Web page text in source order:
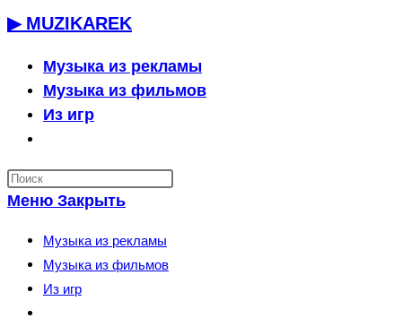
Перейти
содержимому
▶ MUZIKAREK
Музыка из рекламы
Музыка из фильмов
Из игр
по
веб-
сайту
Меню Закрыть
Музыка из рекламы
Музыка из фильмов
Из игр